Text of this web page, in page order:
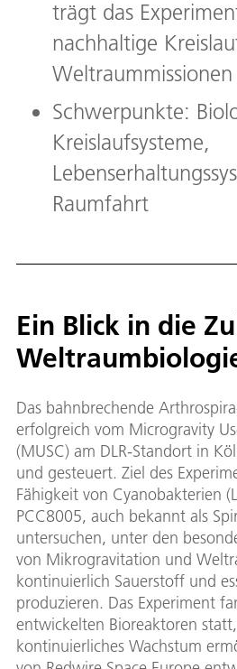
trägt das
nachhaltige
Schwerpunkte:
Kreislaufsysteme,
Raumfahrt
Ein Blick in die
Das bahnbrechende
erfolgreich vom Microgravity
(MUSC) am DLR-Standort in
und gesteuert. Ziel des
Fähigkeit von Cyanobakterien
PCC8005, auch bekannt als
untersuchen, unter den
von Mikrogravitation und
kontinuierlich Sauerstoff und
produzieren. Das Experiment
entwickelten Bioreaktoren
kontinuierliches Wachstum